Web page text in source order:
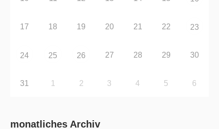
17 18 19 20 21 22 23
24 25 26 27 28 29 30
31 1 2 3 4 5 6
monatliches Archiv